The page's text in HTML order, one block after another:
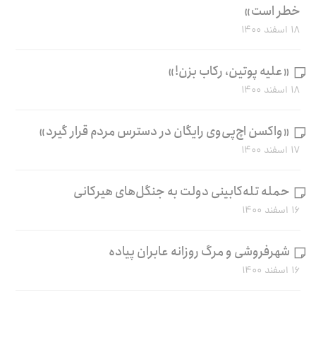
خطر است»
۱۸ اسفند ۱۴۰۰
«علیه پوتین، رکاب بزن!»
۱۸ اسفند ۱۴۰۰
«واکسن اچ‌پی‌وی رایگان در دسترس مردم قرار گیرد»
۱۷ اسفند ۱۴۰۰
حمله تله‌کابینی دولت به جنگل‌های هیرکانی
۱۶ اسفند ۱۴۰۰
شهرفروشی و مرگ روزانه عابران پیاده
۱۶ اسفند ۱۴۰۰